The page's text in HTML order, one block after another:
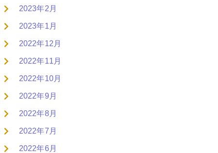
2023年2月
2023年1月
2022年12月
2022年11月
2022年10月
2022年9月
2022年8月
2022年7月
2022年6月